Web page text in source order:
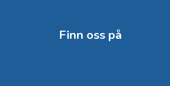
Finn oss på